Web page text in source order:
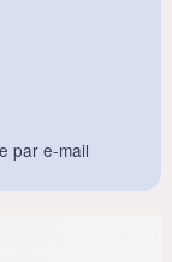
par e-mail